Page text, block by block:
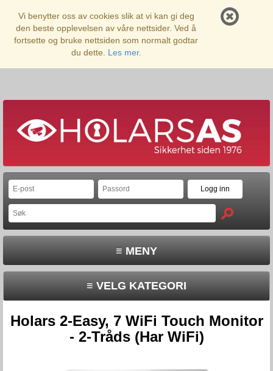
Vi benytter oss av cookies slik at vi kan gi deg
den beste opplevelsen av våre nettsider. Ved å
fortsette og bruke nettsiden som normalt godtar
du dette. Les mer.
≡ MENY
≡ VELG KATEGORI
Holars 2-Easy, 7 WiFi Touch Monitor
- 2-Tråds (Har WiFi)